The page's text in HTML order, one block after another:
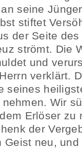
seine
stiftet
der Seite
strömt. Die
und
verklärt.
seines
Wir
Erlöser zu
der
Geist neu,